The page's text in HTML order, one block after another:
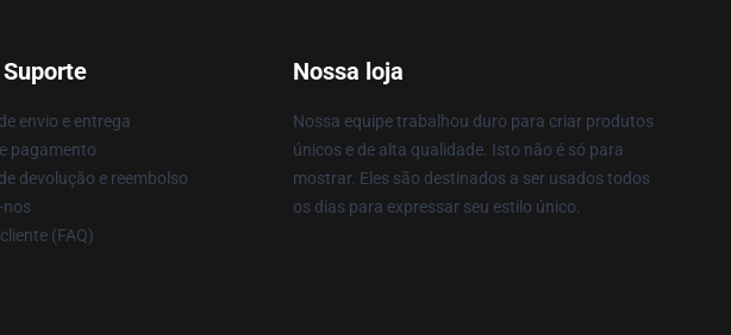
envio e entrega
pagamento
devolução e reembolso
nos
(FAQ)
Nossa loja
Nossa equipe trabalhou duro para criar produtos
únicos e de alta qualidade. Isto não é só para
mostrar. Eles são destinados a ser usados todos
os dias para expressar seu estilo único.